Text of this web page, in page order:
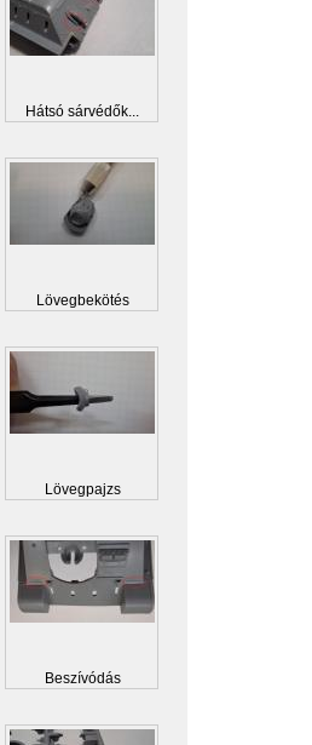
Hátsó sárvédők...
Lövegbekötés
Lövegpajzs
Beszívódás